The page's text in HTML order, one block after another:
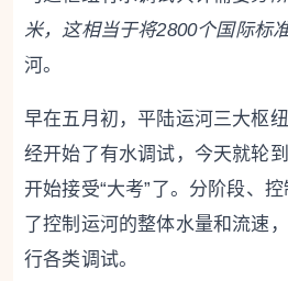
米，这相当于将2800个国际标
河。
早在五月初，平陆运河三大枢
经开始了有水调试，今天就轮
开始接受“大考”了。分阶段、
了控制运河的整体水量和流速
行各类调试。